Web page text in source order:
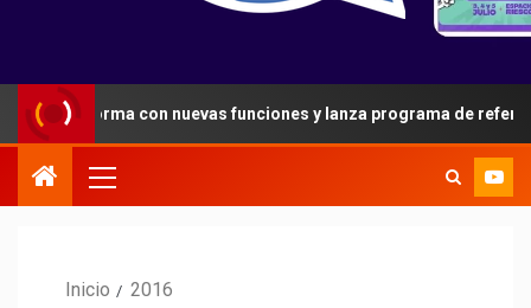
con nuevas funciones y lanza programa de referidos para
Inicio 2016